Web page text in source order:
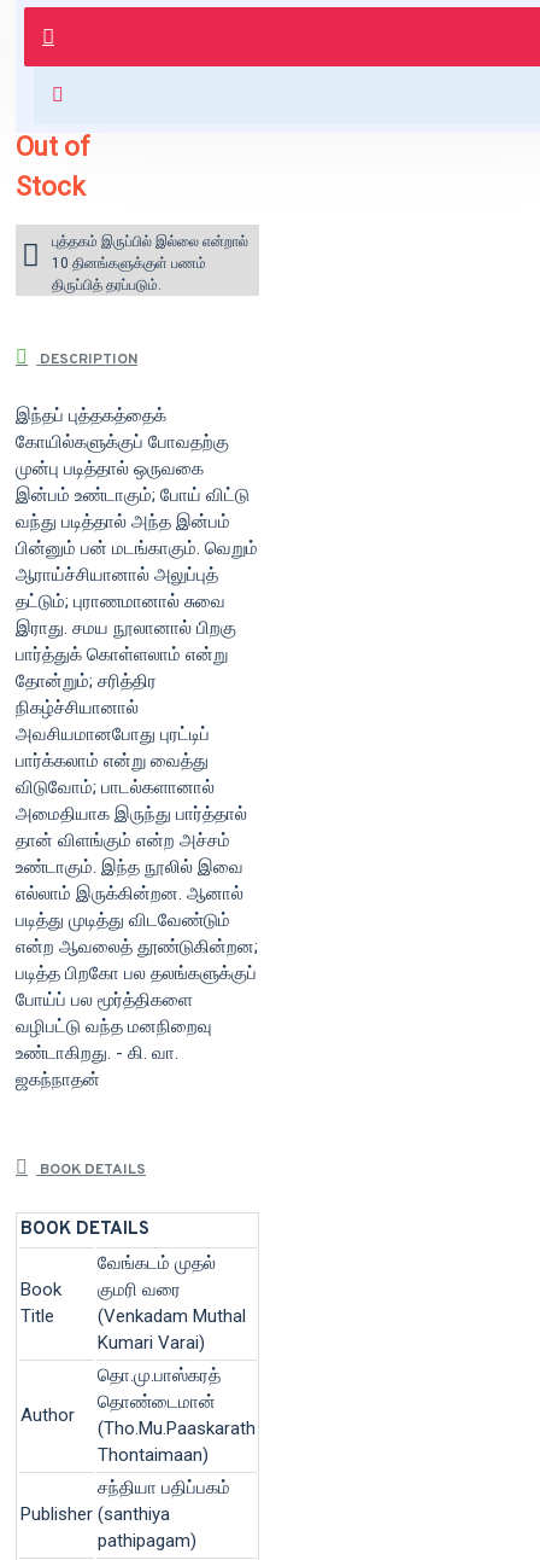
புத்தகம் 3 - 7 நாட்களில் அனுப்பி
வைக்கப்படும்.
for orders above ₹1000 within India)
Out of
Stock
புத்தகம் இருப்பில் இல்லை என்றால்
10 தினங்களுக்குள் பணம்
திருப்பித் தரப்படும்.
DESCRIPTION
இந்தப் புத்தகத்தைக்
கோயில்களுக்குப் போவதற்கு
முன்பு படித்தால் ஒருவகை
இன்பம் உண்டாகும்; போய் விட்டு
வந்து படித்தால் அந்த இன்பம்
பின்னும் பன் மடங்காகும். வெறும்
ஆராய்ச்சியானால் அலுப்புத்
தட்டும்; புராணமானால் சுவை
இராது. சமய நூலானால் பிறகு
பார்த்துக் கொள்ளலாம் என்று
தோன்றும்; சரித்திர
நிகழ்ச்சியானால்
அவசியமானபோது புரட்டிப்
பார்க்கலாம் என்று வைத்து
விடுவோம்; பாடல்களானால்
அமைதியாக இருந்து பார்த்தால்
தான் விளங்கும் என்ற அச்சம்
உண்டாகும். இந்த நூலில் இவை
எல்லாம் இருக்கின்றன. ஆனால்
படித்து முடித்து விடவேண்டும்
என்ற ஆவலைத் தூண்டுகின்றன;
படித்த பிறகோ பல தலங்களுக்குப்
போய்ப் பல மூர்த்திகளை
வழிபட்டு வந்த மனநிறைவு
உண்டாகிறது. - கி. வா.
ஜகந்நாதன்
BOOK DETAILS
BOOK DETAILS
Book
Title
வேங்கடம் முதல்
குமரி வரை
(Venkadam Muthal
Kumari Varai)
Author
தொ.மு.பாஸ்கரத்
தொண்டைமான்
(Tho.Mu.Paaskarath
Thontaimaan)
Publisher
சந்தியா பதிப்பகம்
(santhiya
pathipagam)